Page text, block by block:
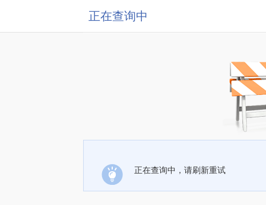
正在查询中
正在查询中，请刷新重试